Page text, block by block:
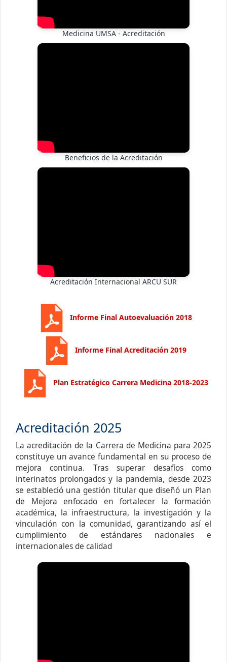
Medicina UMSA - Acreditación
Beneficios de la Acreditación
Acreditación Internacional ARCU SUR
Informe Final Autoevaluación 2018
Informe Final Acreditación 2019
Plan Estratégico Carrera Medicina 2018-2023
Acreditación 2025
La acreditación de la Carrera de Medicina para 2025
constituye un avance fundamental en su proceso de
mejora continua. Tras superar desafíos como
interinatos prolongados y la pandemia, desde 2023
se estableció una gestión titular que diseñó un Plan
de Mejora enfocado en fortalecer la formación
académica, la infraestructura, la investigación y la
vinculación con la comunidad, garantizando así el
cumplimiento de estándares nacionales e
internacionales de calidad